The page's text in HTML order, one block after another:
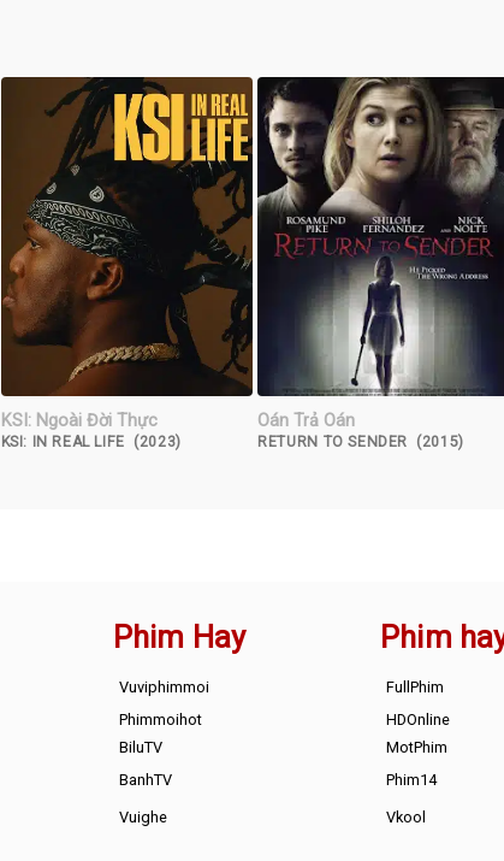
KSI: Ngoài Đời Thực
KSI: IN REAL LIFE (2023)
Oán Trả Oán
RETURN TO SENDER (2015)
Phim Hay
Vuviphimmoi
Phimmoihot
BiluTV
BanhTV
Vuighe
Phim
FullPhim
HDOnline
MotPhim
Phim14
Vkool